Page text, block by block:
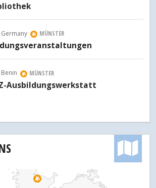
Germany MÜNSTER
Benin MÜNSTER
Ausbildungswerkstatt